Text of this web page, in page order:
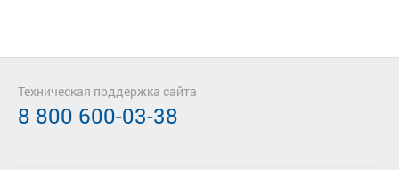
Техническая поддержка сайта
8 800 600-03-38